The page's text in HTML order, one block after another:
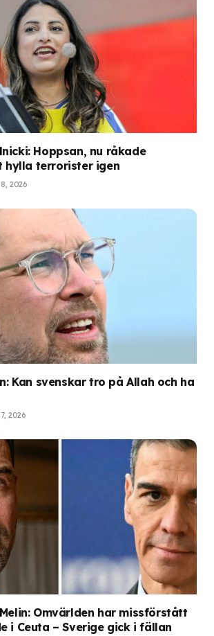
Hoppsan, nu råkade
hylla terrorister igen
2026
Kan svenskar tro på Allah och ha
2026
Omvärlden har missförstått
i Ceuta – Sverige gick i fällan